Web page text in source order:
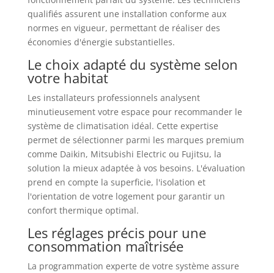
qualifiés assurent une installation conforme aux
normes en vigueur, permettant de réaliser des
économies d'énergie substantielles.
Le choix adapté du système selon
votre habitat
Les installateurs professionnels analysent
minutieusement votre espace pour recommander le
système de climatisation idéal. Cette expertise
permet de sélectionner parmi les marques premium
comme Daikin, Mitsubishi Electric ou Fujitsu, la
solution la mieux adaptée à vos besoins. L'évaluation
prend en compte la superficie, l'isolation et
l'orientation de votre logement pour garantir un
confort thermique optimal.
Les réglages précis pour une
consommation maîtrisée
La programmation experte de votre système assure